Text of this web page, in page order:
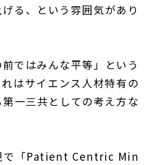
る、という雰囲気があり
ではみんな平等」という
はサイエンス人材特有の
一三共としての考え方な
で「Patient Centric Min